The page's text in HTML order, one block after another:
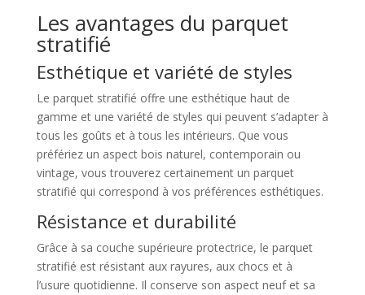
Les avantages du parquet
stratifié
Esthétique et variété de styles
Le parquet stratifié offre une esthétique haut de
gamme et une variété de styles qui peuvent s’adapter à
tous les goûts et à tous les intérieurs. Que vous
préfériez un aspect bois naturel, contemporain ou
vintage, vous trouverez certainement un parquet
stratifié qui correspond à vos préférences esthétiques.
Résistance et durabilité
Grâce à sa couche supérieure protectrice, le parquet
stratifié est résistant aux rayures, aux chocs et à
l’usure quotidienne. Il conserve son aspect neuf et sa